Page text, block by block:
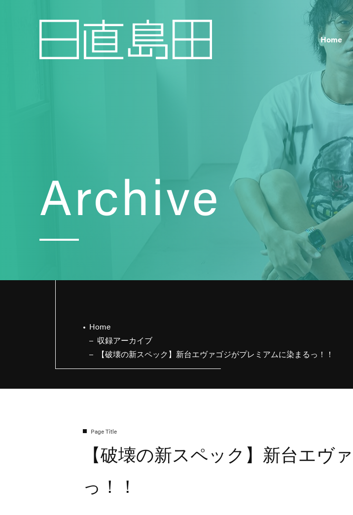
Home
Archive
Topics3
収録の依頼・番組出
YouTubeについて・
わせなどお気軽ご連
1
Home
収録アーカイブ
【破壊の新スペック】新台エヴァゴジがプレミアムに染まるっ！！
【破壊の新スペック】新台エヴ
っ！！